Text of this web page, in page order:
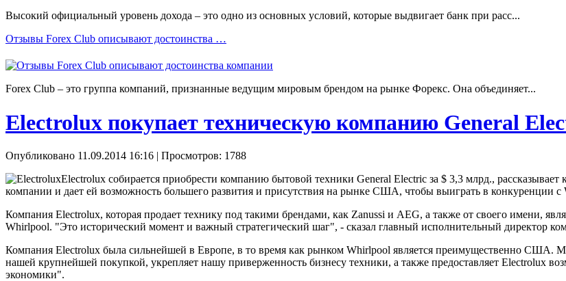
Высокий официальный уровень дохода – это одно из основных условий, которые выдвигает банк при расс...
Отзывы Forex Сlub описывают достоинства …
Forex Сlub – это группа компаний, признанные ведущим мировым брендом на рынке Форекс. Она объединяет...
Electrolux покупает техническую компанию General
Опубликовано 11.09.2014 16:16 | Просмотров: 1788
Electrolux собирается приобрести компанию бытовой техники General Electric за $ 3,3 млрд.,
компании и дает ей возможность большего развития и присутствия на рынке США, чтобы выиграть в конкуренции с
Компания Electrolux, которая продает технику под такими брендами, как Zanussi и AEG, а также от своего имени,
Whirlpool. "Это исторический момент и важный стратегический шаг", - сказал главный исполнительный директор
Компания Electrolux была сильнейшей в Европе, в то время как рынком Whirlpool является преимущественно США.
нашей крупнейшей покупкой, укрепляет нашу приверженность бизнесу техники, а также предоставляет Electrolux
экономики".